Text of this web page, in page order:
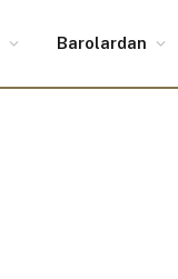
Barolardan